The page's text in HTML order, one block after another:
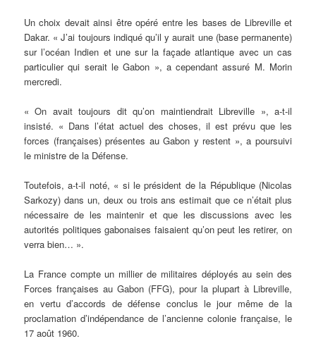
Un choix devait ainsi être opéré entre les bases de Libreville et
Dakar. « J’ai toujours indiqué qu’il y aurait une (base permanente)
sur l’océan Indien et une sur la façade atlantique avec un cas
particulier qui serait le Gabon », a cependant assuré M. Morin
mercredi.
« On avait toujours dit qu’on maintiendrait Libreville », a-t-il
insisté. « Dans l’état actuel des choses, il est prévu que les
forces (françaises) présentes au Gabon y restent », a poursuivi
le ministre de la Défense.
Toutefois, a-t-il noté, « si le président de la République (Nicolas
Sarkozy) dans un, deux ou trois ans estimait que ce n’était plus
nécessaire de les maintenir et que les discussions avec les
autorités politiques gabonaises faisaient qu’on peut les retirer, on
verra bien… ».
La France compte un millier de militaires déployés au sein des
Forces françaises au Gabon (FFG), pour la plupart à Libreville,
en vertu d’accords de défense conclus le jour même de la
proclamation d’indépendance de l’ancienne colonie française, le
17 août 1960.